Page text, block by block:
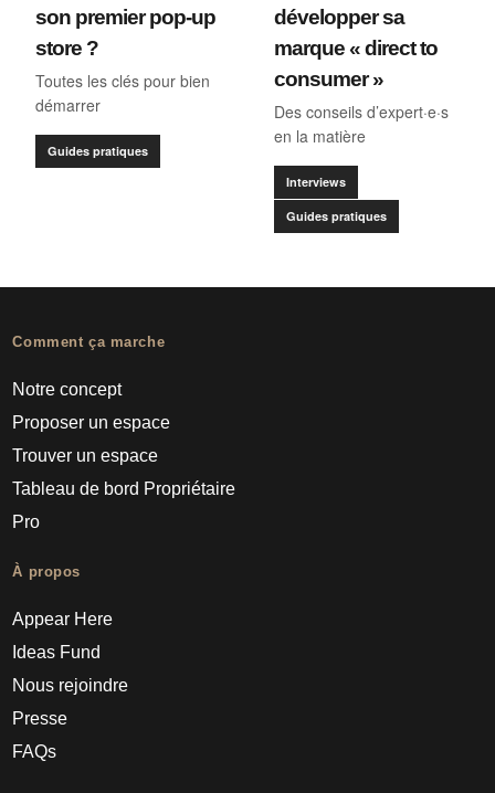
son premier pop-up
store ?
Toutes les clés pour bien
démarrer
Guides pratiques
développer sa
marque « direct to
consumer »
Des conseils d’expert·e·s
en la matière
Interviews
Guides pratiques
Comment ça marche
Notre concept
Proposer un espace
Trouver un espace
Tableau de bord Propriétaire
Pro
À propos
Appear Here
Ideas Fund
Nous rejoindre
Presse
FAQs